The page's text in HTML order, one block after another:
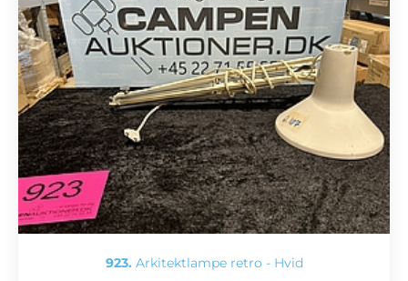
923. Arkitektlampe retro - Hvid